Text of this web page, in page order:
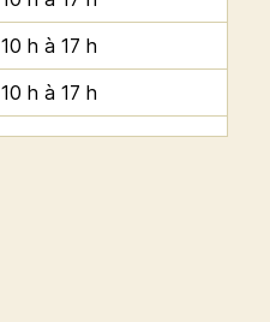
10 h à 17 h
10 h à 17 h